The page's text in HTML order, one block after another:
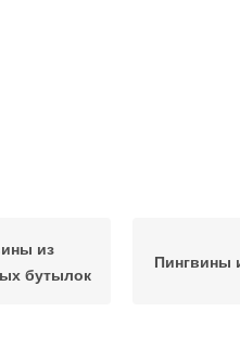
из
бутылок
Пингвины